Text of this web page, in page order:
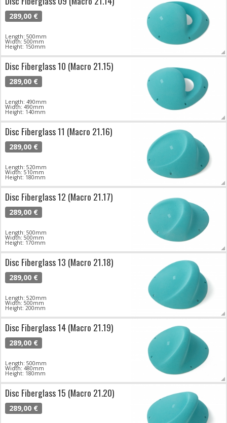
289,00 €
Length: 500mm
Width: 500mm
Height: 150mm
Disc Fiberglass 10 (Macro 21.15)
289,00 €
Length: 490mm
Width: 490mm
Height: 140mm
Disc Fiberglass 11 (Macro 21.16)
289,00 €
Length: 520mm
Width: 510mm
Height: 180mm
Disc Fiberglass 12 (Macro 21.17)
289,00 €
Length: 500mm
Width: 500mm
Height: 170mm
Disc Fiberglass 13 (Macro 21.18)
289,00 €
Length: 520mm
Width: 500mm
Height: 200mm
Disc Fiberglass 14 (Macro 21.19)
289,00 €
Length: 500mm
Width: 480mm
Height: 180mm
Disc Fiberglass 15 (Macro 21.20)
289,00 €